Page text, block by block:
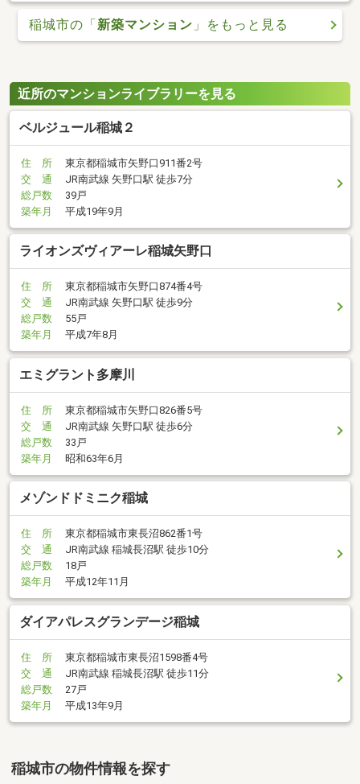
稲城市の「新築マンション 」をもっと見る
近所のマンションライブラリーを見る
ベルジュール稲城２
住 所
東京都稲城市矢野口911番2号
交 通
JR南武線 矢野口駅 徒歩7分
総戸数
39戸
築年月
平成19年9月
ライオンズヴィアーレ稲城矢野口
住 所
東京都稲城市矢野口874番4号
交 通
JR南武線 矢野口駅 徒歩9分
総戸数
55戸
築年月
平成7年8月
エミグラント多摩川
住 所
東京都稲城市矢野口826番5号
交 通
JR南武線 矢野口駅 徒歩6分
総戸数
33戸
築年月
昭和63年6月
メゾンドドミニク稲城
住 所
東京都稲城市東長沼862番1号
交 通
JR南武線 稲城長沼駅 徒歩10分
総戸数
18戸
築年月
平成12年11月
ダイアパレスグランデージ稲城
住 所
東京都稲城市東長沼1598番4号
交 通
JR南武線 稲城長沼駅 徒歩11分
総戸数
27戸
築年月
平成13年9月
稲城市の物件情報を探す